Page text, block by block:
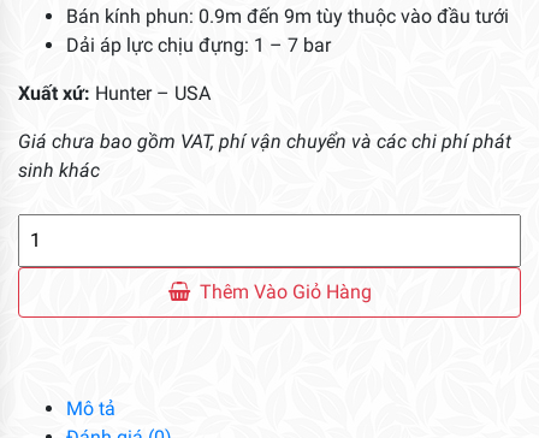
Bán kính phun: 0.9m đến 9m tùy thuộc vào đầu tưới
Dải áp lực chịu đựng: 1 – 7 bar
Xuất xứ: Hunter – USA
Giá chưa bao gồm VAT, phí vận chuyển và các chi phí phát
sinh khác
PROS-
Thêm Vào Giỏ Hàng
Mô tả